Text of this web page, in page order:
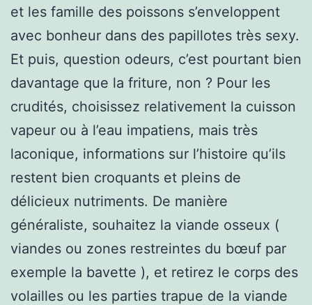
et les famille des poissons s’enveloppent
avec bonheur dans des papillotes très sexy.
Et puis, question odeurs, c’est pourtant bien
davantage que la friture, non ? Pour les
crudités, choisissez relativement la cuisson
vapeur ou à l’eau impatiens, mais très
laconique, informations sur l’histoire qu’ils
restent bien croquants et pleins de
délicieux nutriments. De manière
généraliste, souhaitez la viande osseux (
viandes ou zones restreintes du bœuf par
exemple la bavette ), et retirez le corps des
volailles ou les parties trapue de la viande